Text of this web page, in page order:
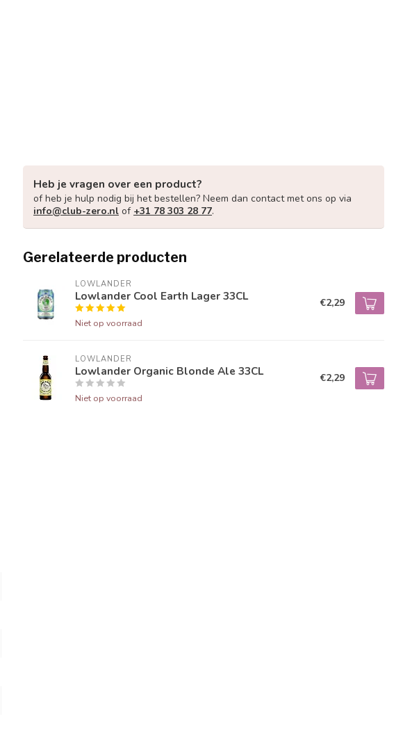
Heb je vragen over een product?
of heb je hulp nodig bij het bestellen? Neem dan contact met ons op via
info@club-zero.nl of +31 78 303 28 77.
Gerelateerde producten
LOWLANDER
Lowlander Cool Earth Lager 33CL
Niet op voorraad
€2,29
LOWLANDER
Lowlander Organic Blonde Ale 33CL
Niet op voorraad
€2,29